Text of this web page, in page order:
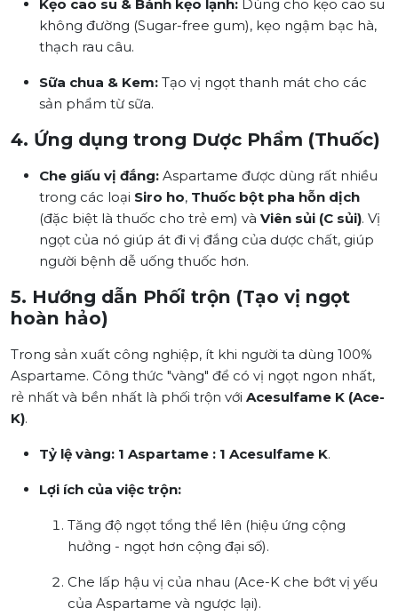
Kẹo cao su & Bánh kẹo lạnh: Dùng cho kẹo cao su
không đường (Sugar-free gum), kẹo ngậm bạc hà,
thạch rau câu.
Sữa chua & Kem: Tạo vị ngọt thanh mát cho các
sản phẩm từ sữa.
4. Ứng dụng trong Dược Phẩm (Thuốc)
Che giấu vị đắng: Aspartame được dùng rất nhiều
trong các loại Siro ho, Thuốc bột pha hỗn dịch
(đặc biệt là thuốc cho trẻ em) và Viên sủi (C sủi). Vị
ngọt của nó giúp át đi vị đắng của dược chất, giúp
người bệnh dễ uống thuốc hơn.
5. Hướng dẫn Phối trộn (Tạo vị ngọt
hoàn hảo)
Trong sản xuất công nghiệp, ít khi người ta dùng 100%
Aspartame. Công thức "vàng" để có vị ngọt ngon nhất,
rẻ nhất và bền nhất là phối trộn với Acesulfame K (Ace-
K).
Tỷ lệ vàng: 1 Aspartame : 1 Acesulfame K.
Lợi ích của việc trộn:
Tăng độ ngọt tổng thể lên (hiệu ứng cộng
hưởng - ngọt hơn cộng đại số).
Che lấp hậu vị của nhau (Ace-K che bớt vị yếu
của Aspartame và ngược lại).